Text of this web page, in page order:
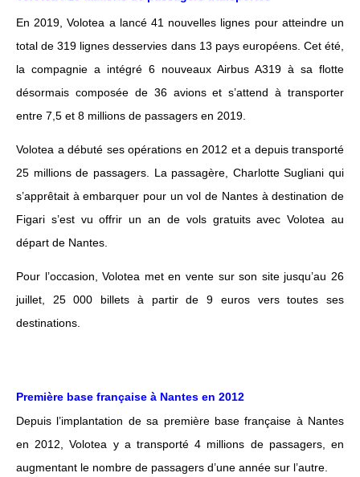
En 2019, Volotea a lancé 41 nouvelles lignes pour atteindre un
total de 319 lignes desservies dans 13 pays européens. Cet été,
la compagnie a intégré 6 nouveaux Airbus A319 à sa flotte
désormais composée de 36 avions et s’attend à transporter
entre 7,5 et 8 millions de passagers en 2019.
Volotea a débuté ses opérations en 2012 et a depuis transporté
25 millions de passagers. La passagère, Charlotte Sugliani qui
s’apprêtait à embarquer pour un vol de Nantes à destination de
Figari s’est vu offrir un an de vols gratuits avec Volotea au
départ de Nantes.
Pour l’occasion, Volotea met en vente sur son site jusqu’au 26
juillet, 25 000 billets à partir de 9 euros vers toutes ses
destinations.
Première base française à Nantes en 2012
Depuis l’implantation de sa première base française à Nantes
en 2012, Volotea y a transporté 4 millions de passagers, en
augmentant le nombre de passagers d’une année sur l’autre.